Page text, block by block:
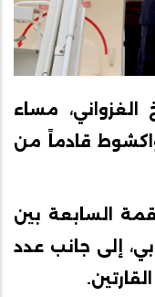
مساء
قادماً من
السابعة بين
إلى جانب عدد